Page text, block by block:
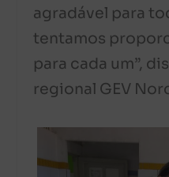
agradável para
tentamos
para cada um”,
regional GEV